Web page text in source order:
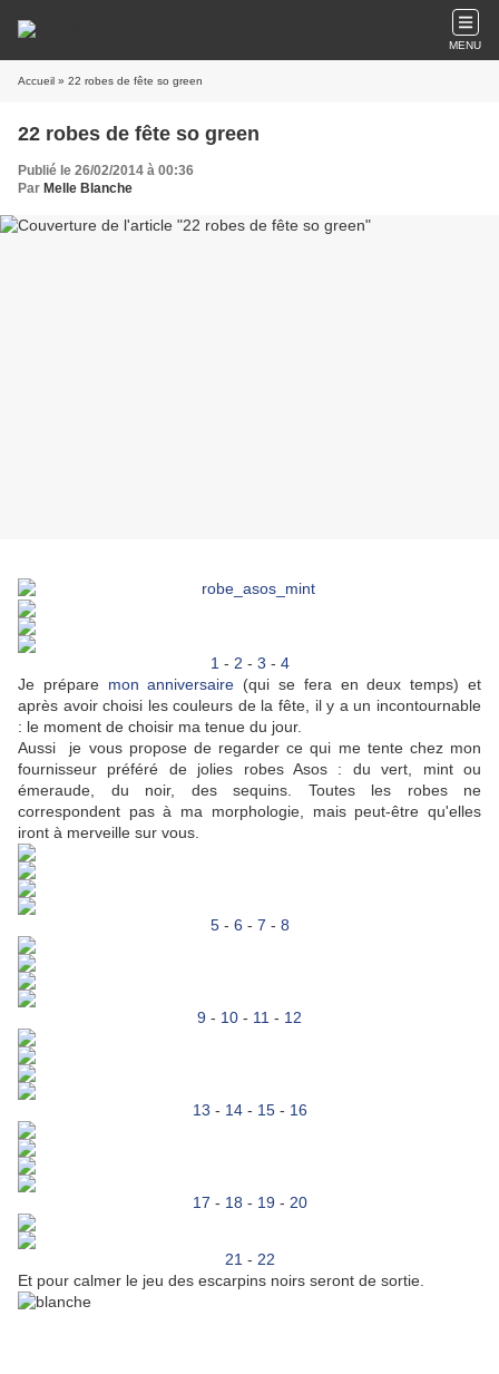
MENU
Accueil » 22 robes de fête so green
22 robes de fête so green
Publié le 26/02/2014 à 00:36
Par Melle Blanche
1 - 2 - 3 - 4
Je prépare mon anniversaire (qui se fera en deux temps) et
après avoir choisi les couleurs de la fête, il y a un incontournable
: le moment de choisir ma tenue du jour.
Aussi je vous propose de regarder ce qui me tente chez mon
fournisseur préféré de jolies robes Asos : du vert, mint ou
émeraude, du noir, des sequins. Toutes les robes ne
correspondent pas à ma morphologie, mais peut-être qu'elles
iront à merveille sur vous.
5- 6 - 7 - 8
9 - 10 - 11 - 12
13 - 14- 15- 16
17 - 18 - 19- 20
21 - 22
Et pour calmer le jeu des escarpins noirs seront de sortie.